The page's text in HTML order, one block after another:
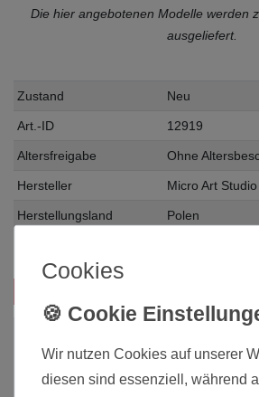
Die hier angebotenen Modelle werden
ausgeliefert.
Zustand Neu
Art.-ID 12919
Altersfreigabe Ohne
Hersteller Micro Art Studio
Herstellungsland Polen
Cookies
Wir nutzen Cookies auf unserer
diesen sind essenziell, während